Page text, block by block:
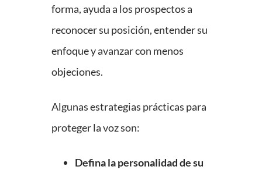
forma, ayuda a los prospectos a
reconocer su posición, entender su
enfoque y avanzar con menos
objeciones.
Algunas estrategias prácticas para
proteger la voz son:
Defina la personalidad de su